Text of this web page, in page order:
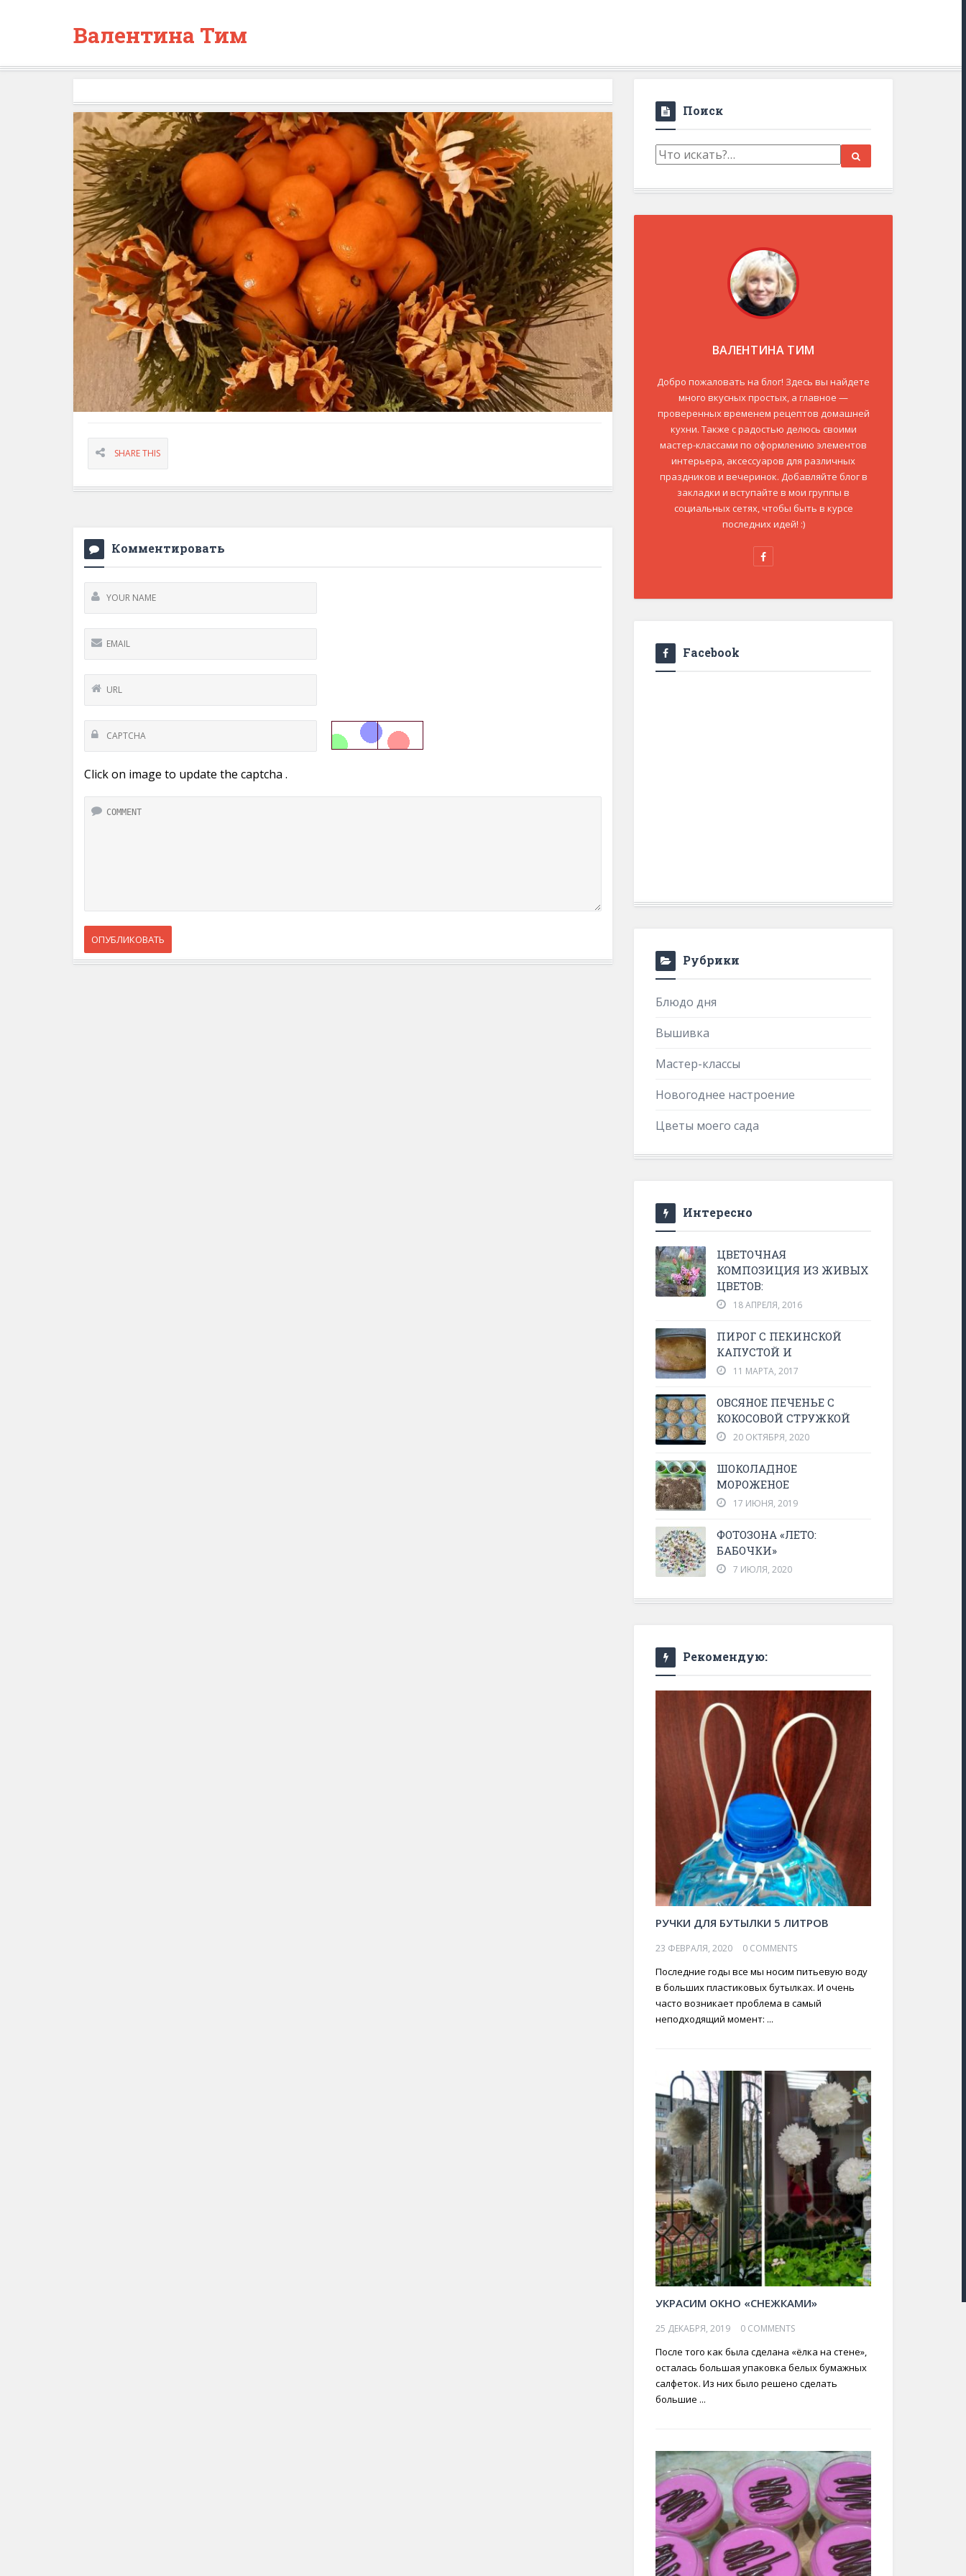
Валентина Тим
SHARE THIS
Комментировать
Click on image to update the captcha .
Поиск
ВАЛЕНТИНА ТИМ
Добро пожаловать на блог! Здесь вы найдете
много вкусных простых, а главное —
проверенных временем рецептов домашней
кухни. Также с радостью делюсь своими
мастер-классами по оформлению элементов
интерьера, аксессуаров для различных
праздников и вечеринок. Добавляйте блог в
закладки и вступайте в мои группы в
социальных сетях, чтобы быть в курсе
последних идей! :)
Facebook
Рубрики
Блюдо дня
Вышивка
Мастер-классы
Новогоднее настроение
Цветы моего сада
Интересно
ЦВЕТОЧНАЯ
КОМПОЗИЦИЯ ИЗ ЖИВЫХ
ЦВЕТОВ:
18 АПРЕЛЯ, 2016
ПИРОГ С ПЕКИНСКОЙ
КАПУСТОЙ И
11 МАРТА, 2017
ОВСЯНОЕ ПЕЧЕНЬЕ С
КОКОСОВОЙ СТРУЖКОЙ
20 ОКТЯБРЯ, 2020
ШОКОЛАДНОЕ
МОРОЖЕНОЕ
17 ИЮНЯ, 2019
ФОТОЗОНА «ЛЕТО:
БАБОЧКИ»
7 ИЮЛЯ, 2020
Рекомендую:
РУЧКИ ДЛЯ БУТЫЛКИ 5 ЛИТРОВ
23 ФЕВРАЛЯ, 2020 0 COMMENTS
Последние годы все мы носим питьевую воду
в больших пластиковых бутылках. И очень
часто возникает проблема в самый
неподходящий момент: ...
УКРАСИМ ОКНО «СНЕЖКАМИ»
25 ДЕКАБРЯ, 2019 0 COMMENTS
После того как была сделана «ёлка на стене»,
осталась большая упаковка белых бумажных
салфеток. Из них было решено сделать
большие ...